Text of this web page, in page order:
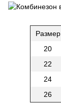
Размер
20
22
24
26